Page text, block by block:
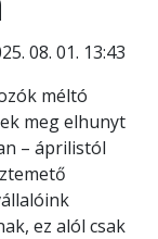
08. 01. 13:43
méltó
meg elhunyt
– áprilistól
ez alól csak